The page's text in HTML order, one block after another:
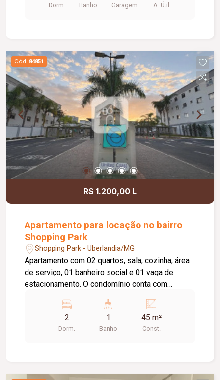
Dorm. Banho Garagem A. Útil
Cód. 84851
R$ 1.200,00 L
Apartamento para locação no bairro
Shopping Park
Shopping Park - Uberlandia/MG
Apartamento com 02 quartos, sala, cozinha, área
de serviço, 01 banheiro social e 01 vaga de
estacionamento. O condomínio conta com
piscina, quadra esportiva, salão de festas e
2
Dorm.
1
Banho
45 m²
Const.